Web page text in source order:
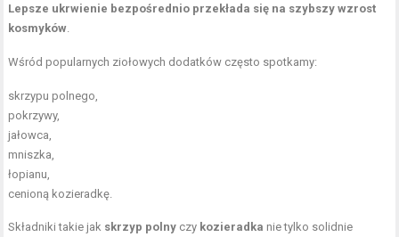
Lepsze ukrwienie bezpośrednio przekłada się na szybszy wzrost
kosmyków
Wśród popularnych ziołowych dodatków często spotkamy:
skrzypu polnego,
pokrzywy,
jałowca,
mniszka,
łopianu,
cenioną kozieradkę.
Składniki takie jak skrzyp polny czy kozieradka nie tylko solidnie